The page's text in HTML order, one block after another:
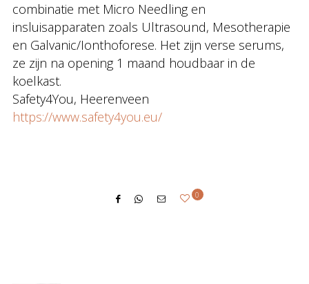
combinatie met Micro Needling en
insluisapparaten zoals Ultrasound, Mesotherapie
en Galvanic/Ionthoforese. Het zijn verse serums,
ze zijn na opening 1 maand houdbaar in de
koelkast.
Safety4You, Heerenveen
https://www.safety4you.eu/
0